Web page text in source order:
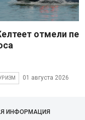
отмели
01 августа 2026
ИНФОРМАЦИЯ